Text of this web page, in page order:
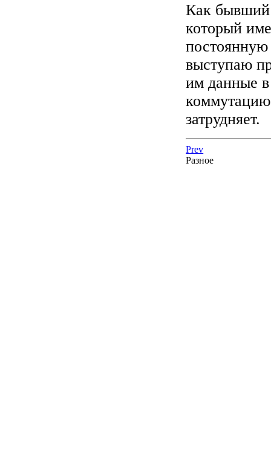
Как бывший
который
постоянную
выступаю
им данные
затрудняет.
Prev
Разное